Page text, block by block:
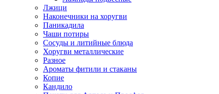
Лжици
Наконечники на хоругви
Паникадила
Чаши потиры
Сосуды и литийные блюда
Хоругви металлические
Разное
Ароматы фитили и стаканы
Копие
Кандило